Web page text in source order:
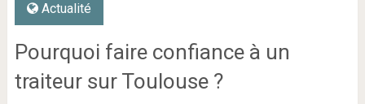
Actualité
Pourquoi faire confiance à un
traiteur sur Toulouse ?